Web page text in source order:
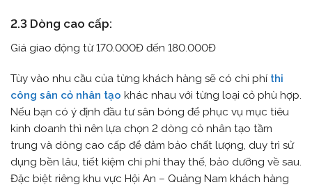
2.3 Dòng cao cấp:
Giá giao động từ 170.000Đ đến 180.000Đ
Tùy vào nhu cầu của từng khách hàng sẽ có chi phí thi
công sân cỏ nhân tạo khác nhau với từng loại cỏ phù hợp.
Nếu bạn có ý định đầu tư sân bóng để phục vụ mục tiêu
kinh doanh thì nên lựa chọn 2 dòng cỏ nhân tạo tầm
trung và dòng cao cấp để đảm bảo chất lượng, duy trì sử
dụng bền lâu, tiết kiệm chi phí thay thế, bảo dưỡng về sau.
Đặc biệt riêng khu vực Hội An – Quảng Nam khách hàng